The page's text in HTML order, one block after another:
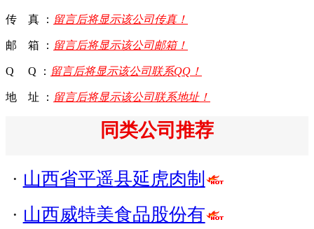
传 真 ： 留言后将显示该公司传真！
邮 箱 ： 留言后将显示该公司邮箱！
Q Q ： 留言后将显示该公司联系QQ！
地 址 ： 留言后将显示该公司联系地址！
同类公司推荐
· 山西省平遥县延虎肉制
· 山西威特美食品股份有